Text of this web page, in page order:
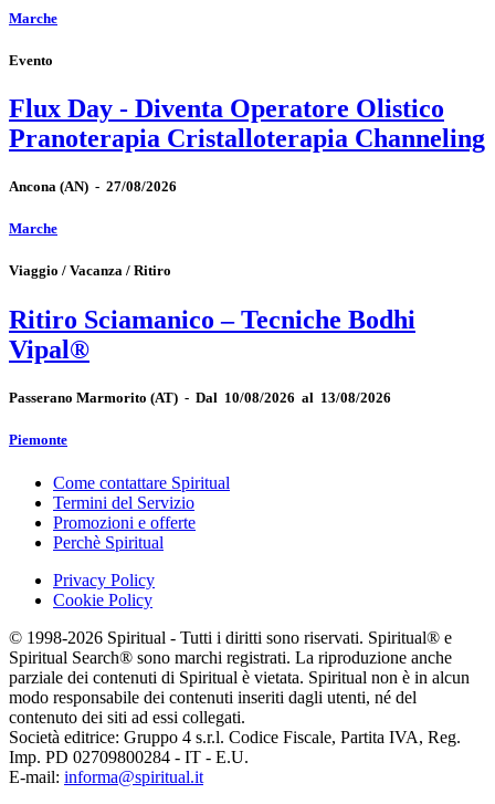
Marche
Evento
Flux Day - Diventa Operatore Olistico
Pranoterapia Cristalloterapia Channeling
Ancona (AN) - 27/08/2026
Marche
Viaggio / Vacanza / Ritiro
Ritiro Sciamanico – Tecniche Bodhi
Vipal®
Passerano Marmorito (AT) - Dal 10/08/2026 al 13/08/2026
Piemonte
Come contattare Spiritual
Termini del Servizio
Promozioni e offerte
Perchè Spiritual
Privacy Policy
Cookie Policy
© 1998-2026 Spiritual - Tutti i diritti sono riservati. Spiritual® e
Spiritual Search® sono marchi registrati. La riproduzione anche
parziale dei contenuti di Spiritual è vietata. Spiritual non è in alcun
modo responsabile dei contenuti inseriti dagli utenti, né del
contenuto dei siti ad essi collegati.
Società editrice: Gruppo 4 s.r.l. Codice Fiscale, Partita IVA, Reg.
Imp. PD 02709800284 - IT - E.U.
E-mail: informa@spiritual.it